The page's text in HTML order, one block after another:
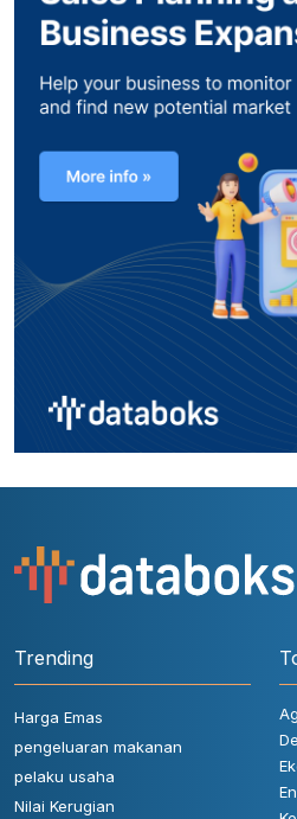
Trending
Harga Emas
pengeluaran makanan
pelaku usaha
Nilai Kerugian